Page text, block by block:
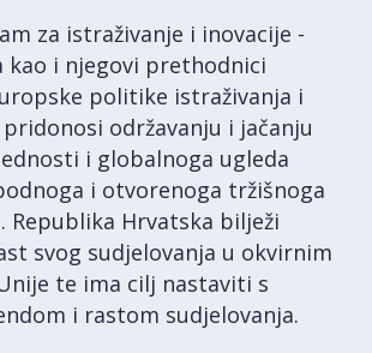
za istraživanje i inovacije -
kao i njegovi prethodnici
politike istraživanja i
održavanju i jačanju
i globalnoga ugleda
i otvorenoga tržišnoga
Republika Hrvatska bilježi
svog sudjelovanja u okvirnim
te ima cilj nastaviti s
i rastom sudjelovanja.